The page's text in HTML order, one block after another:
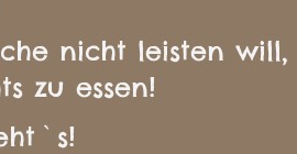
nicht leisten will,
zu essen!